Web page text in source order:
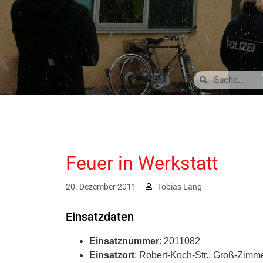
Feuer in Werkstatt
20. Dezember 2011 Tobias Lang
Einsatzdaten
Einsatznummer: 2011082
Einsatzort: Robert-Koch-Str., Groß-